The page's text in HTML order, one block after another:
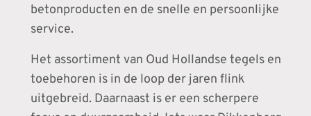
betonproducten en de snelle en persoonlijke
service.
Het assortiment van Oud Hollandse tegels en
toebehoren is in de loop der jaren flink
uitgebreid. Daarnaast is er een scherpere